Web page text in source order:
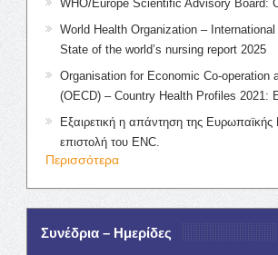
WHO/Europe Scientific Advisory Board:
World Health Organization –
State of the world’s nursing report 2025
Organisation for Economic Co-operation
(OECD) – Country Health Profiles 2021:
Εξαιρετική η απάντηση της Ευρωπαϊκής
επιστολή του ENC.
Περισσότερα
Συνέδρια – Ημερίδες